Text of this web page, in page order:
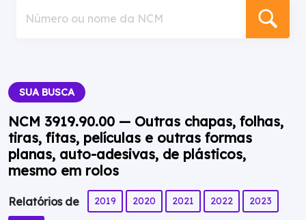
Número ou nome da NCM
SUA BUSCA
NCM 3919.90.00 — Outras chapas, folhas,
tiras, fitas, películas e outras formas
planas, auto-adesivas, de plásticos,
mesmo em rolos
Relatórios de 2019 2020 2021 2022 2023